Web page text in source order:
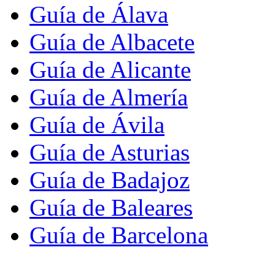
Guía de Álava
Guía de Albacete
Guía de Alicante
Guía de Almería
Guía de Ávila
Guía de Asturias
Guía de Badajoz
Guía de Baleares
Guía de Barcelona